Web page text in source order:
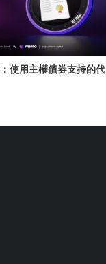
使用主權債券支持的代